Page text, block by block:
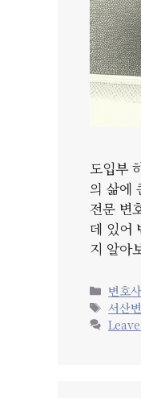
도입부
의 삶에
전문 변
데 있어
지 알아
변호
Tags
서산